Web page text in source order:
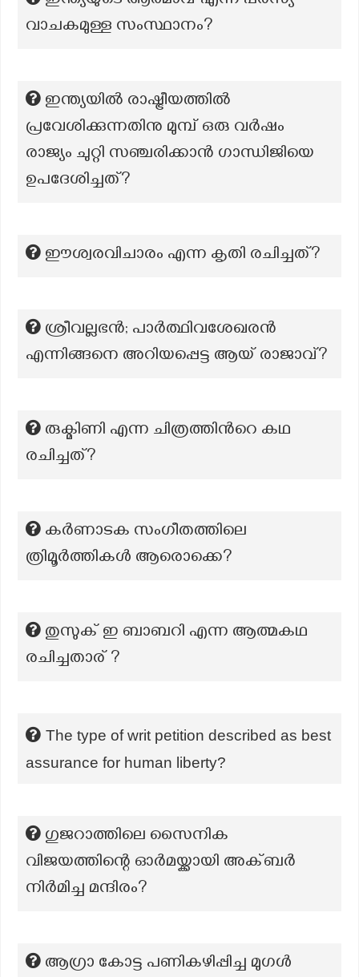
വാചകമുള്ള സംസ്ഥാനം?
ഇന്ത്യയിൽ രാഷ്ട്രീയത്തിൽ
പ്രവേശിക്കുന്നതിനു മുമ്പ് ഒരു വർഷം
രാജ്യം ചുറ്റി സഞ്ചരിക്കാൻ ഗാന്ധിജിയെ
ഉപദേശിച്ചത്?
ഈശ്വരവിചാരം എന്ന കൃതി രചിച്ചത്?
ശ്രീവല്ലഭൻ; പാർത്ഥിവശേഖരൻ
എന്നിങ്ങനെ അറിയപ്പെട്ട ആയ് രാജാവ്?
രുക്മിണി എന്ന ചിത്രത്തിന്‍റെ കഥ
രചിച്ചത്?
കർണാടക സംഗീതത്തിലെ
ത്രിമൂർത്തികൾ ആരൊക്കെ?
തുസുക് ഇ ബാബറി എന്ന ആത്മകഥ
രചിച്ചതാര് ?
The type of writ petition described as best
assurance for human liberty?
ഗുജറാത്തിലെ സൈനിക
വിജയത്തിന്റെ ഓർമയ്ക്കായി അക്ബർ
നിർമിച്ച മന്ദിരം?
ആഗ്രാ കോട്ട പണികഴിപ്പിച്ച മുഗൾ